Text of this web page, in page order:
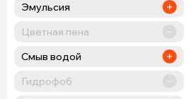
Эмульсия
Цветная пена
Смыв водой
Гидрофоб